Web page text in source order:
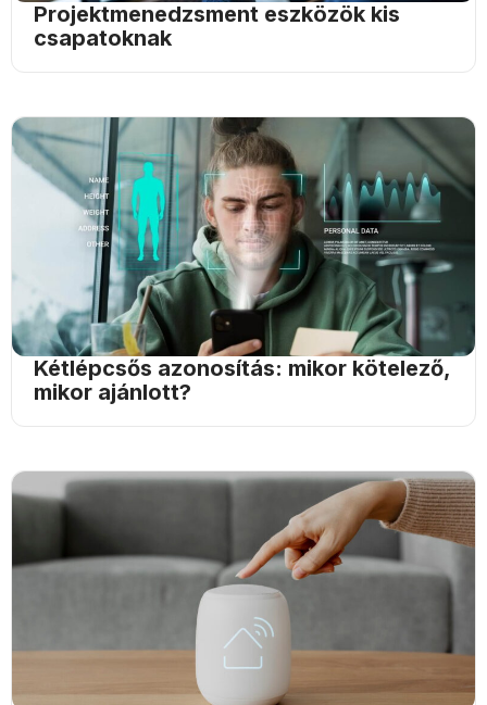
Projektmenedzsment eszközök kis
csapatoknak
Kétlépcsős azonosítás: mikor kötelező,
mikor ajánlott?